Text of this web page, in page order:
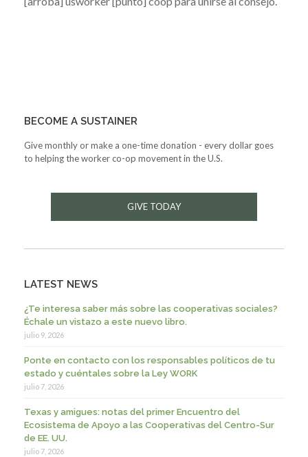
BECOME A SUSTAINER
Give monthly or make a one-time donation - every dollar goes
to helping the worker co-op movement in the U.S.
GIVE TODAY
LATEST NEWS
¿Te interesa saber más sobre las cooperativas sociales?
Échale un vistazo a este nuevo libro.
julio 9, 2026
Ponte en contacto con los responsables políticos de tu
estado y cuéntales sobre la Ley WORK
julio 7, 2026
Texas y amigues: notas del primer Encuentro del
Ecosistema de Apoyo a las Cooperativas del Centro-Sur
de EE. UU.
julio 7, 2026